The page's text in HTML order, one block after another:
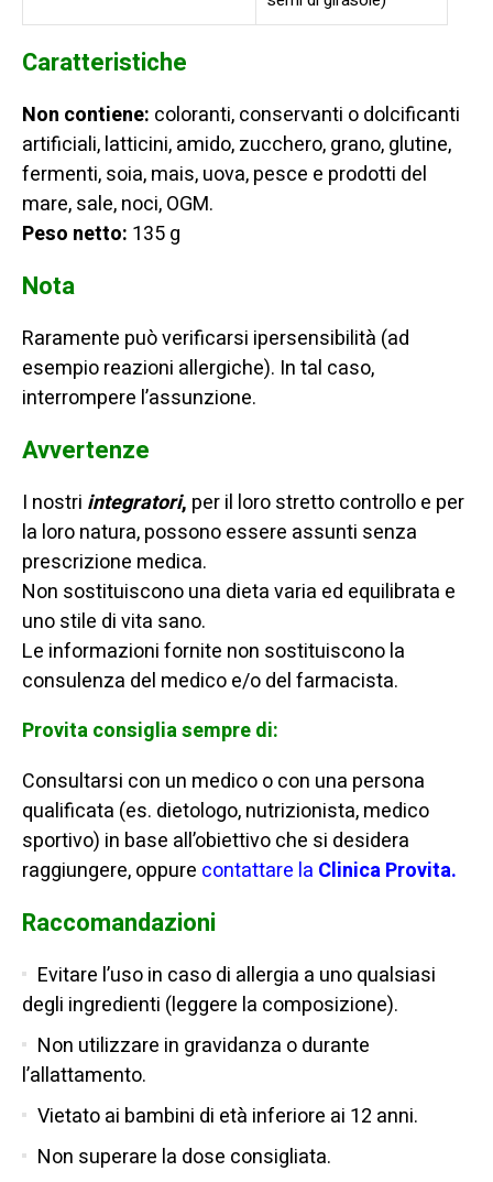
Caratteristiche
Non contiene: coloranti, conservanti o dolcificanti
artificiali, latticini, amido, zucchero, grano, glutine,
fermenti, soia, mais, uova, pesce e prodotti del
mare, sale, noci, OGM.
Peso netto: 135 g
Nota
Raramente può verificarsi ipersensibilità (ad
esempio reazioni allergiche). In tal caso,
interrompere l’assunzione.
Avvertenze
I nostri integratori, per il loro stretto controllo e per
la loro natura, possono essere assunti senza
prescrizione medica.
Non sostituiscono una dieta varia ed equilibrata e
uno stile di vita sano.
Le informazioni fornite non sostituiscono la
consulenza del medico e/o del farmacista.
Provita consiglia sempre di:
Consultarsi con un medico o con una persona
qualificata (es. dietologo, nutrizionista, medico
sportivo) in base all’obiettivo che si desidera
raggiungere, oppure contattare la Clinica Provita.
Raccomandazioni
Evitare l’uso in caso di allergia a uno qualsiasi
degli ingredienti (leggere la composizione).
Non utilizzare in gravidanza o durante
l’allattamento.
Vietato ai bambini di età inferiore ai 12 anni.
Non superare la dose consigliata.